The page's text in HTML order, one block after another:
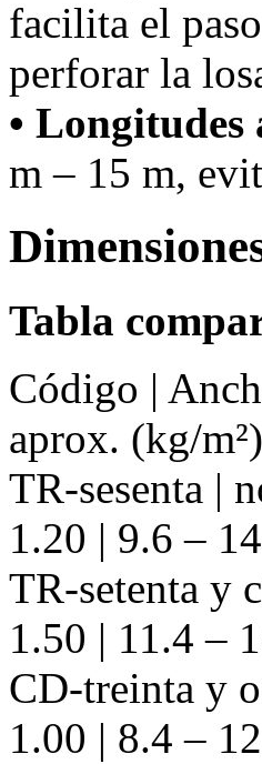
facilita el
perforar la
• Longitudes
m – 15 m,
Tabla
Código |
aprox. (kg/
TR-sesenta |
1.20 | 9.6 –
TR-setenta y
1.50 | 11.4 –
CD-treinta y
1.00 | 8.4 –